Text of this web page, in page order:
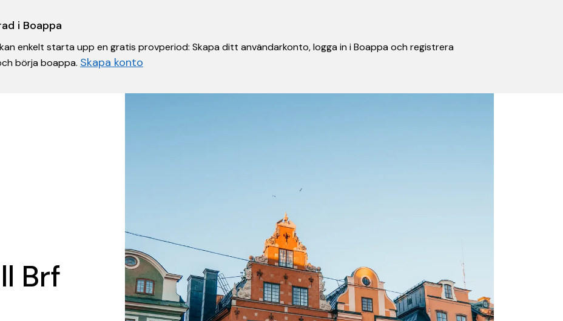
i Boappa
enkelt starta upp en gratis provperiod: Skapa ditt användarkonto, logga in i Boappa och registrera
börja boappa. Skapa konto
Brf